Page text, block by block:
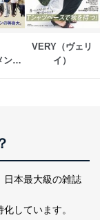
収会社、広
会社、新聞
に応じま
る場合は、
。そのとき
もに、理由を
とによって
ンズ
VERY（ヴェリ
イ）
日本最大級の雑誌
しています。